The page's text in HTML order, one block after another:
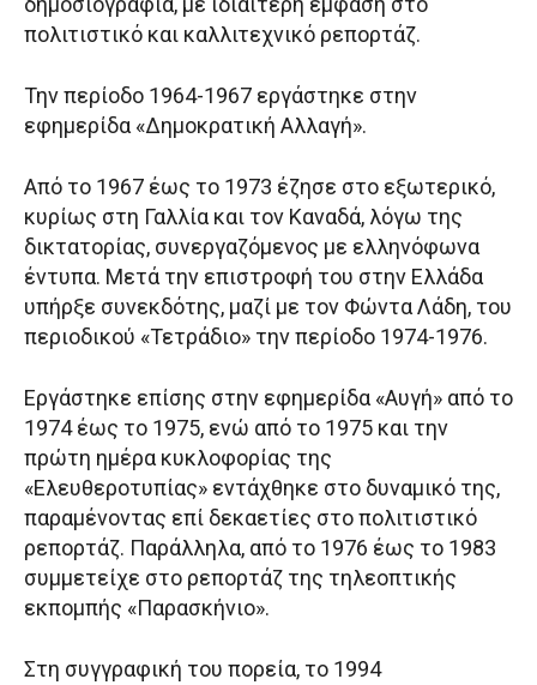
πολιτιστικό και καλλιτεχνικό ρεπορτάζ.
Την περίοδο 1964-1967 εργάστηκε στην
εφημερίδα «Δημοκρατική Αλλαγή».
Από το 1967 έως το 1973 έζησε στο εξωτερικό,
κυρίως στη Γαλλία και τον Καναδά, λόγω της
δικτατορίας, συνεργαζόμενος με ελληνόφωνα
έντυπα. Μετά την επιστροφή του στην Ελλάδα
υπήρξε συνεκδότης, μαζί με τον Φώντα Λάδη, του
περιοδικού «Τετράδιο» την περίοδο 1974-1976.
Εργάστηκε επίσης στην εφημερίδα «Αυγή» από το
1974 έως το 1975, ενώ από το 1975 και την
πρώτη ημέρα κυκλοφορίας της
«Ελευθεροτυπίας» εντάχθηκε στο δυναμικό της,
παραμένοντας επί δεκαετίες στο πολιτιστικό
ρεπορτάζ. Παράλληλα, από το 1976 έως το 1983
συμμετείχε στο ρεπορτάζ της τηλεοπτικής
εκπομπής «Παρασκήνιο».
Στη συγγραφική του πορεία, το 1994